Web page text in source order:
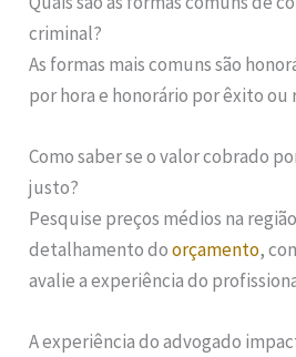
criminal?
As formas mais comuns são
por hora e honorário por êxito ou
Como saber se o valor cobrado
justo?
Pesquise preços médios na
detalhamento doorçamento,
avalie a experiência do
A experiência do advogado